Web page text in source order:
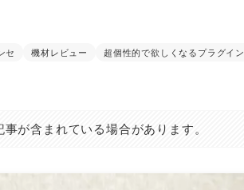
セ 機材レビュー 超個性的で欲しくなるプラグイン
が含まれている場合があります。